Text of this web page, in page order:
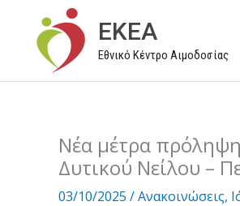
περιεχόμενο
EKEA
Εθνικό Κέντρο Αιμοδοσίας
Νέα μέτρα
Δυτικού Νείλου –
03/10/2025 /Ανακοινώσεις,